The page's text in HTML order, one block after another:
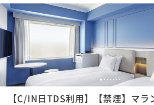
2名
朝食付き 現地決済可 事前決済可
IN 15:00 -
ポイント即利用で
2名
1 2 3 4 5 6 7
【C/IN日TDS利用】【禁煙】マラ